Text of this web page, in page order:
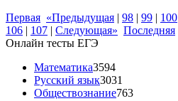
Первая «Предыдущая | 98 | 99 | 100
106 | 107 | Следующая» Последняя
Онлайн тесты ЕГЭ
Математика3594
Русский язык3031
Обществознание763